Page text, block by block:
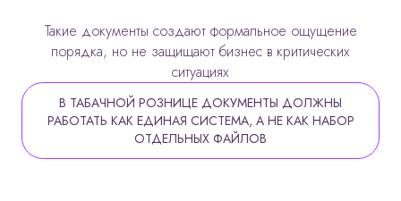
Такие документы создают формальное ощущение
порядка, но не защищают бизнес в критических
ситуациях
В ТАБАЧНОЙ РОЗНИЦЕ ДОКУМЕНТЫ ДОЛЖНЫ
РАБОТАТЬ КАК ЕДИНАЯ СИСТЕМА, А НЕ КАК НАБОР
ОТДЕЛЬНЫХ ФАЙЛОВ